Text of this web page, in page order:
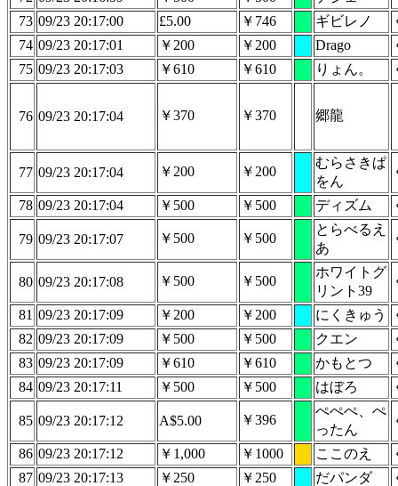
73 09/23 20:17:00 £5.00 ￥746 ギビレノ
74 09/23 20:17:01 ￥200 ￥200 Drago
75 09/23 20:17:03 ￥610 ￥610 りょん。
76 09/23 20:17:04 ￥370 ￥370 郷龍
77 09/23 20:17:04 ￥200 ￥200
むらさきぱ
をん
78 09/23 20:17:04 ￥500 ￥500 ディズム
79 09/23 20:17:07 ￥500 ￥500
とらべるえ
あ
80 09/23 20:17:08 ￥500 ￥500
ホワイトグ
リント39
81 09/23 20:17:09 ￥200 ￥200 にくきゅう
82 09/23 20:17:09 ￥500 ￥500 クエン
83 09/23 20:17:09 ￥610 ￥610 かもとつ
84 09/23 20:17:11 ￥500 ￥500 はぼろ
85 09/23 20:17:12 A$5.00 ￥396
ぺぺぺ、ぺ
ったん
86 09/23 20:17:12 ￥1,000 ￥1000 ここのえ
87 09/23 20:17:13 ￥250 ￥250 だパンダ